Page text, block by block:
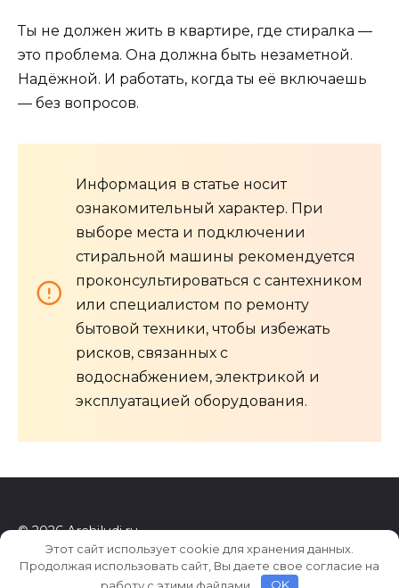
Ты не должен жить в квартире, где стиралка —
это проблема. Она должна быть незаметной.
Надёжной. И работать, когда ты её включаешь
— без вопросов.
Информация в статье носит
ознакомительный характер. При
выборе места и подключении
стиральной машины рекомендуется
проконсультироваться с сантехником
или специалистом по ремонту
бытовой техники, чтобы избежать
рисков, связанных с
водоснабжением, электрикой и
эксплуатацией оборудования.
© 2026 Archiludi.ru
Этот сайт использует cookie для хранения данных.
Продолжая использовать сайт, Вы даете свое согласие на
работу с этими файлами.
OK